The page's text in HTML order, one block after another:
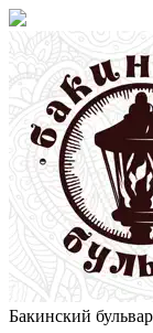
Бакинский бульвар